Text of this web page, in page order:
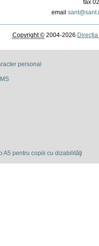
fax
email
Copyright ©2004-2026
personal
A5 pentru copiii cu dizabilităţi